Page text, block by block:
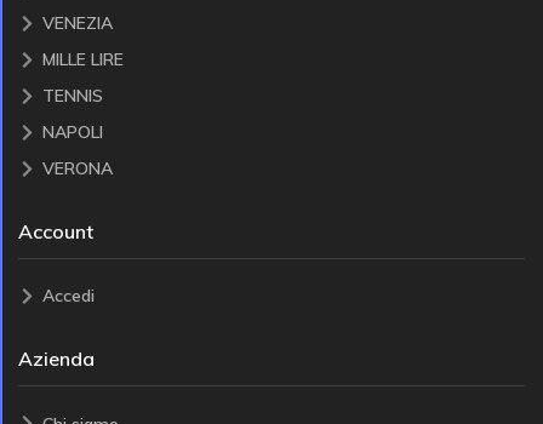
VENEZIA
MILLE LIRE
TENNIS
NAPOLI
VERONA
Account
Accedi
Azienda